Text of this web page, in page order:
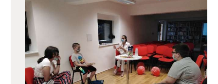
PROGRAMI I PROJEKTI
O KNJIŽNICI
ZA KORISNIKE
ODJELI